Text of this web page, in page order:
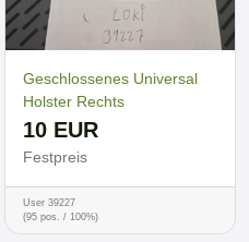
Geschlossenes Universal
Holster Rechts
10 EUR
Festpreis
User 39227
(95 pos. / 100%)